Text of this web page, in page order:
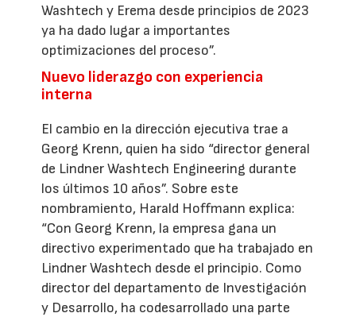
Washtech y Erema desde principios de 2023
ya ha dado lugar a importantes
optimizaciones del proceso”.
Nuevo liderazgo con experiencia
interna
El cambio en la dirección ejecutiva trae a
Georg Krenn, quien ha sido “director general
de Lindner Washtech Engineering durante
los últimos 10 años”. Sobre este
nombramiento, Harald Hoffmann explica:
“Con Georg Krenn, la empresa gana un
directivo experimentado que ha trabajado en
Lindner Washtech desde el principio. Como
director del departamento de Investigación
y Desarrollo, ha codesarrollado una parte